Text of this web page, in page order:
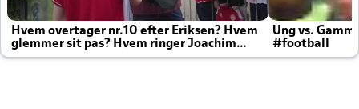
Hvem overtager nr.10 efter Eriksen? Hvem
glemmer sit pas? Hvem ringer Joachim
altid til efter kampe?
Ung vs.
#football